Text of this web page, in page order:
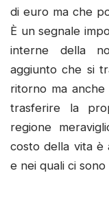
di euro ma che
È un segnale
interne della
aggiunto che si
ritorno ma
trasferire la
regione
costo della vita è
e nei quali ci